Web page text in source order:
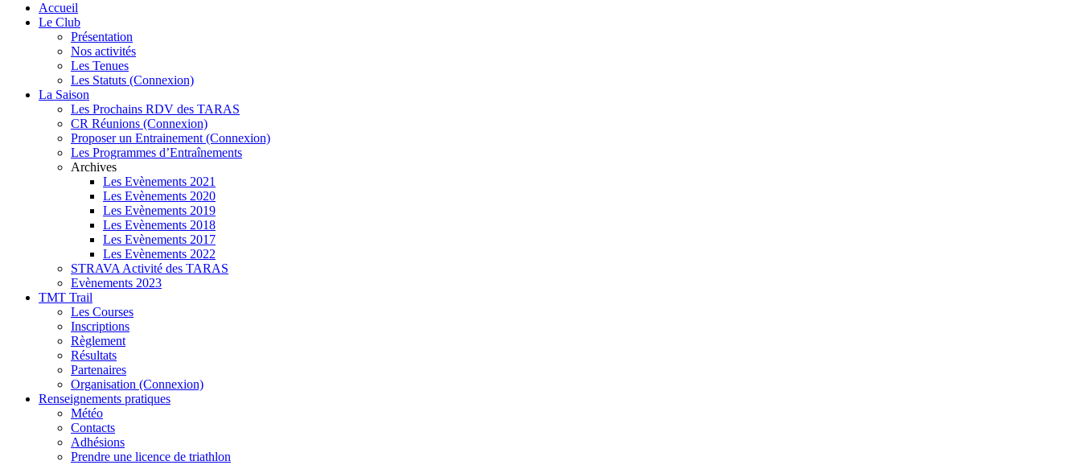
Accueil
Le Club
Présentation
Nos activités
Les Tenues
Les Statuts (Connexion)
La Saison
Les Prochains RDV des TARAS
CR Réunions (Connexion)
Proposer un Entrainement (Connexion)
Les Programmes d’Entraînements
Archives
Les Evènements 2021
Les Evènements 2020
Les Evènements 2019
Les Evènements 2018
Les Evènements 2017
Les Evènements 2022
STRAVA Activité des TARAS
Evènements 2023
TMT Trail
Les Courses
Inscriptions
Règlement
Résultats
Partenaires
Organisation (Connexion)
Renseignements pratiques
Météo
Contacts
Adhésions
Prendre une licence de triathlon